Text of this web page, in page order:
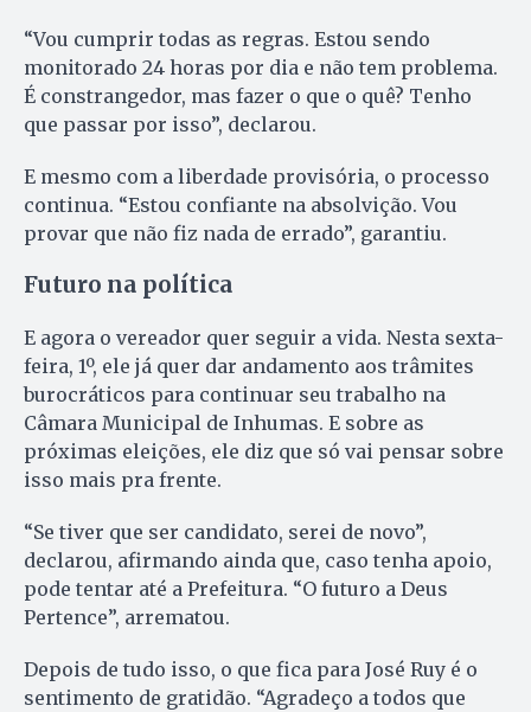
“Vou cumprir todas as regras. Estou sendo
monitorado 24 horas por dia e não tem problema.
É constrangedor, mas fazer o que o quê? Tenho
que passar por isso”, declarou.
E mesmo com a liberdade provisória, o processo
continua. “Estou confiante na absolvição. Vou
provar que não fiz nada de errado”, garantiu.
Futuro na política
E agora o vereador quer seguir a vida. Nesta sexta-
feira, 1º, ele já quer dar andamento aos trâmites
burocráticos para continuar seu trabalho na
Câmara Municipal de Inhumas. E sobre as
próximas eleições, ele diz que só vai pensar sobre
isso mais pra frente.
“Se tiver que ser candidato, serei de novo”,
declarou, afirmando ainda que, caso tenha apoio,
pode tentar até a Prefeitura. “O futuro a Deus
Pertence”, arrematou.
Depois de tudo isso, o que fica para José Ruy é o
sentimento de gratidão. “Agradeço a todos que